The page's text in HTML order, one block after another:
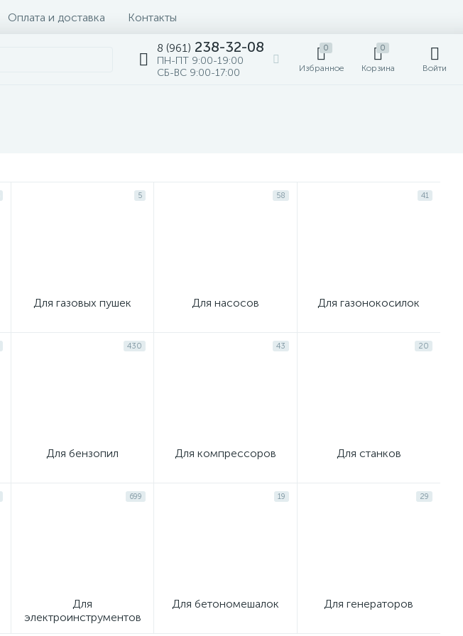
Оплата и доставка Контакты
8 (961) 238-32-08
ПН-ПТ 9:00-19:00
СБ-ВС 9:00-17:00
0
Избранное
0
Корзина Войти
5
Для газовых пушек
58
Для насосов
41
Для газонокосилок
430
Для бензопил
43
Для компрессоров
20
Для станков
699
Для
электроинструментов
19
Для бетономешалок
29
Для генераторов